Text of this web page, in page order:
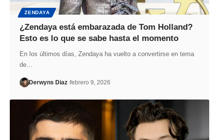
ZENDAYA
¿Zendaya está embarazada de Tom Holland?
Esto es lo que se sabe hasta el momento
En los últimos días, Zendaya ha vuelto a convertirse en tema
de…
Derwyns Diaz febrero 9, 2026